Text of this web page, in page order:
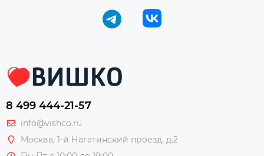
8 499 444-21-57
info@vishco.ru
Москва, 1-й Нагатинский проезд, д.2